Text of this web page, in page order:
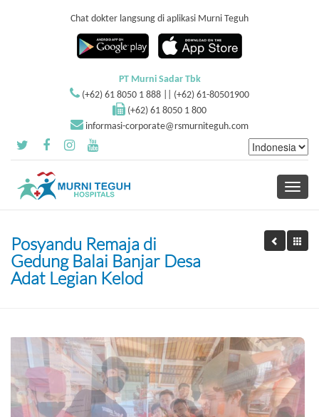
Chat dokter langsung di aplikasi Murni Teguh
PT Murni Sadar Tbk
(+62) 61 8050 1 888 || (+62) 61-80501900
(+62) 61 8050 1 800
informasi-corporate@rsmurniteguh.com
Toggle
Posyandu Remaja di
Gedung Balai Banjar Desa
Adat Legian Kelod